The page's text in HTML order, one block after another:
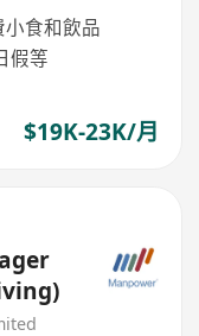
食和飲品
假等
$19K-23K/月